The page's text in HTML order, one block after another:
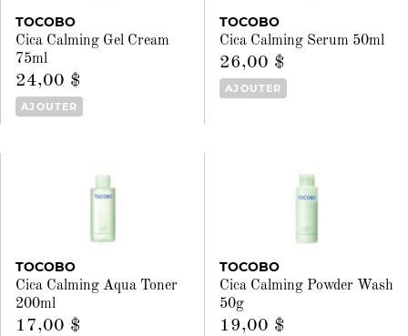
TOCOBO
Cica Calming Gel Cream
75ml
24,00 $
AJOUTER
TOCOBO
Cica Calming Serum 50ml
26,00 $
AJOUTER
TOCOBO
Cica Calming Aqua Toner
200ml
17,00 $
TOCOBO
Cica Calming Powder Wash
50g
19,00 $